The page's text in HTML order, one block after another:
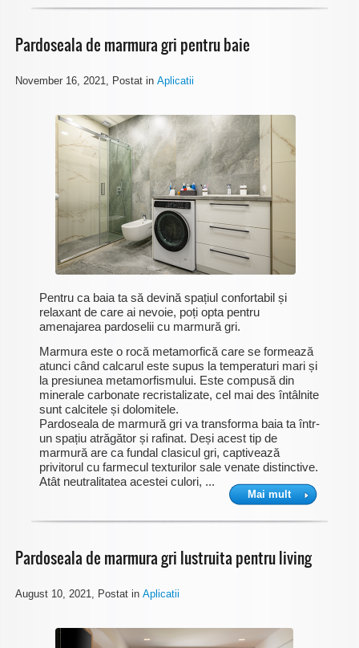
Pardoseala de marmura gri pentru baie
November 16, 2021, Postat in Aplicatii
Pentru ca baia ta să devină spațiul confortabil și
relaxant de care ai nevoie, poți opta pentru
amenajarea pardoselii cu marmură gri.
Marmura este o rocă metamorfică care se formează
atunci când calcarul este supus la temperaturi mari și
la presiunea metamorfismului. Este compusă din
minerale carbonate recristalizate, cel mai des întâlnite
sunt calcitele și dolomitele.
Pardoseala de marmură gri va transforma baia ta într-
un spațiu atrăgător și rafinat. Deși acest tip de
marmură are ca fundal clasicul gri, captivează
privitorul cu farmecul texturilor sale venate distinctive.
Atât neutralitatea acestei culori, ...
Mai mult
Pardoseala de marmura gri lustruita pentru living
August 10, 2021, Postat in Aplicatii